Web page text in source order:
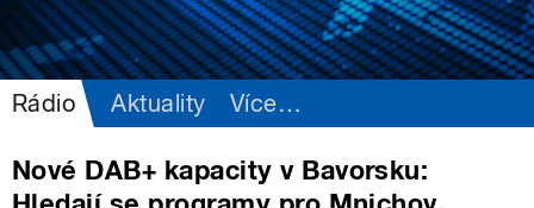
Rádio Aktuality Více…
Nové DAB+ kapacity v Bavorsku: